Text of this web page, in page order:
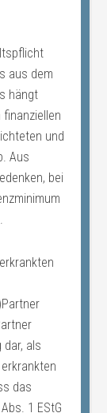
aus dem
hängt
und
Aus
bei
dar, als
das
1 EStG